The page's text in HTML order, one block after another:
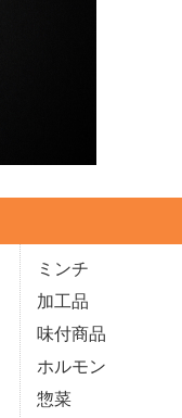
ミンチ
加工品
味付商品
ホルモン
惣菜